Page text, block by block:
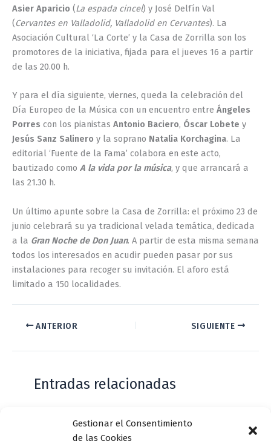
Gestionar el Consentimiento
de las Cookies
Asier Aparicio (La espada cincel) y José Delfín Val
(Cervantes en Valladolid, Valladolid en Cervantes). La
Asociación Cultural ‘La Corte’ y la Casa de Zorrilla son los
promotores de la iniciativa, fijada para el jueves 16 a partir
de las 20.00 h.
Y para el día siguiente, viernes, queda la celebración del
Día Europeo de la Música con un encuentro entre Ángeles
Porres con los pianistas Antonio Baciero, Óscar Lobete y
Jesús Sanz Salinero y la soprano Natalia Korchagina. La
editorial ‘Fuente de la Fama’ colabora en este acto,
bautizado como A la vida por la música, y que arrancará a
las 21.30 h.
Un último apunte sobre la Casa de Zorrilla: el próximo 23 de
junio celebrará su ya tradicional velada temática, dedicada
a la Gran Noche de Don Juan. A partir de esta misma semana
todos los interesados en acudir pueden pasar por sus
instalaciones para recoger su invitación. El aforo está
limitado a 150 localidades.
ANTERIOR SIGUIENTE
Entradas relacionadas
Casa de Zorrilla conmemorarán el 168